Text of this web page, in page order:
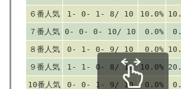
６番人気
1- 0- 1- 8/ 10 10.0%
７番人気 0- 0- 0- 10/ 10 0.0%
８番人気
0- 1- 0- 9/ 10 0.0%
９番人気
1- 1- 0- 8/ 10 10.0%
10番人気
0- 0- 1- 9/ 10 0.0%